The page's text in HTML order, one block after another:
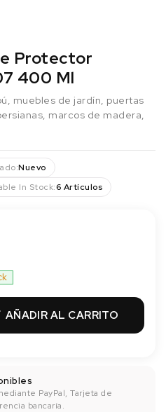
Protector
400 Ml
muebles de jardín, puertas
marcos de madera,
Nuevo
In Stock:6 Artículos
AÑADIR AL CARRITO
PayPal, Tarjeta de
bancaría.